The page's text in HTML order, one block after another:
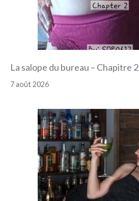
La salope du bureau – Chapitre 2
7 août 2026